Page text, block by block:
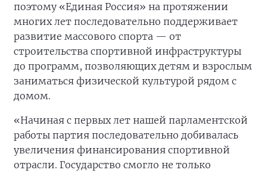
поэтому «Единая Россия» на протяжении
многих лет последовательно поддерживает
развитие массового спорта — от
строительства спортивной инфраструктуры
до программ, позволяющих детям и взрослым
заниматься физической культурой рядом с
домом.
«Начиная с первых лет нашей парламентской
работы партия последовательно добивалась
увеличения финансирования спортивной
отрасли. Государство смогло не только